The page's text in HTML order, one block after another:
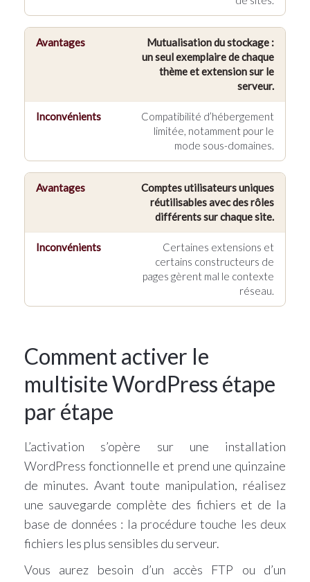
Mutualisation du stockage :
un seul exemplaire de chaque
thème et extension sur le
serveur.
Compatibilité d’hébergement
limitée, notamment pour le
mode sous-domaines.
Comptes utilisateurs uniques
réutilisables avec des rôles
différents sur chaque site.
Certaines extensions et
certains constructeurs de
pages gèrent mal le contexte
réseau.
Comment activer le
multisite WordPress étape
par étape
L’activation s’opère sur une installation
WordPress fonctionnelle et prend une quinzaine
de minutes. Avant toute manipulation, réalisez
une sauvegarde complète des fichiers et de la
base de données : la procédure touche les deux
fichiers les plus sensibles du serveur.
Vous aurez besoin d’un accès FTP ou d’un